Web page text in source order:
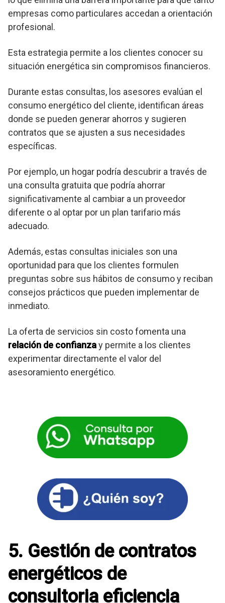
empresas como particulares accedan a orientación
profesional.
Esta estrategia permite a los clientes conocer su
situación energética sin compromisos financieros.
Durante estas consultas, los asesores evalúan el
consumo energético del cliente, identifican áreas
donde se pueden generar ahorros y sugieren
contratos que se ajusten a sus necesidades
específicas.
Por ejemplo, un hogar podría descubrir a través de
una consulta gratuita que podría ahorrar
significativamente al cambiar a un proveedor
diferente o al optar por un plan tarifario más
adecuado.
Además, estas consultas iniciales son una
oportunidad para que los clientes formulen
preguntas sobre sus hábitos de consumo y reciban
consejos prácticos que pueden implementar de
inmediato.
La oferta de servicios sin costo fomenta una
relación de confianzay permite a los clientes
experimentar directamente el valor del
asesoramiento energético.
5. Gestión de contratos
energéticos de
consultoria eficiencia